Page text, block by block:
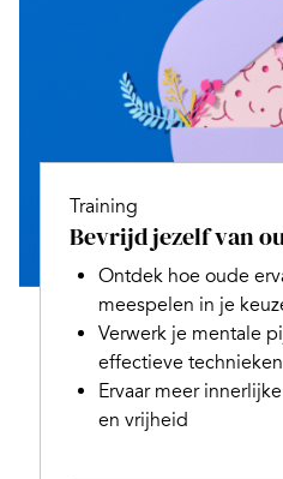
Training
Bevrijd jezelf van
Ontdek hoe oude
meespelen in je
Verwerk je mentale
effectieve technieken
Ervaar meer
en vrijheid